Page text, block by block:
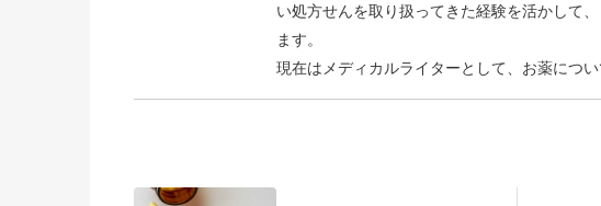
い処方せんを取り扱ってきた経験を活かして
ます。
現在はメディカルライターとして、お薬につ